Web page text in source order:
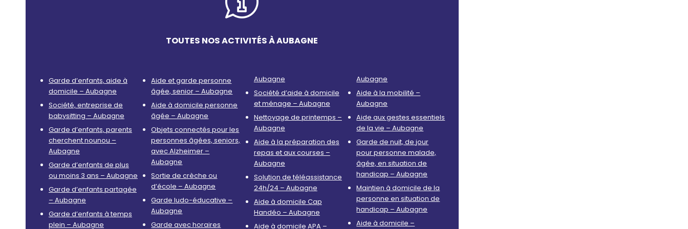
TOUTES NOS ACTIVITÉS À AUBAGNE
Garde d’enfants, aide à
domicile – Aubagne
Société, entreprise de
babysitting – Aubagne
Garde d’enfants, parents
cherchent nounou –
Aubagne
Garde d’enfants de plus
ou moins 3 ans – Aubagne
Garde d’enfants partagée
– Aubagne
Garde d’enfants à temps
plein – Aubagne
Aide et garde personne
âgée, senior – Aubagne
Aide à domicile personne
âgée – Aubagne
Objets connectés pour les
personnes âgées, seniors,
avec Alzheimer –
Aubagne
Sortie de crèche ou
d’école – Aubagne
Garde ludo-éducative –
Aubagne
Garde avec horaires
Aubagne
Société d’aide à domicile
et ménage – Aubagne
Nettoyage de printemps –
Aubagne
Aide à la préparation des
repas et aux courses –
Aubagne
Solution de téléassistance
24h/24 – Aubagne
Aide à domicile Cap
Handéo – Aubagne
Aide à domicile APA –
Aubagne
Aide à la mobilité –
Aubagne
Aide aux gestes essentiels
de la vie – Aubagne
Garde de nuit, de jour
pour personne malade,
âgée, en situation de
handicap – Aubagne
Maintien à domicile de la
personne en situation de
handicap – Aubagne
Aide à domicile –